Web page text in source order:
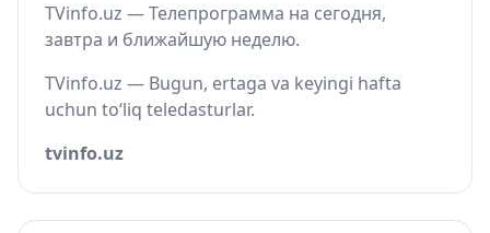
TVinfo.uz — Телепрограмма на сегодня,
завтра и ближайшую неделю.
TVinfo.uz — Bugun, ertaga va keyingi hafta
uchun to‘liq teledasturlar.
tvinfo.uz